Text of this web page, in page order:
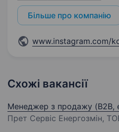
Більше про компанію
Схожі вакансії
Менеджер з продажу (B2B,
Прет Сервіс Енергозмін,